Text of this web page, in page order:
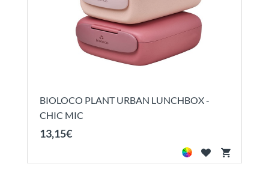
BIOLOCO PLANT URBAN LUNCHBOX -
CHIC MIC
13,15€